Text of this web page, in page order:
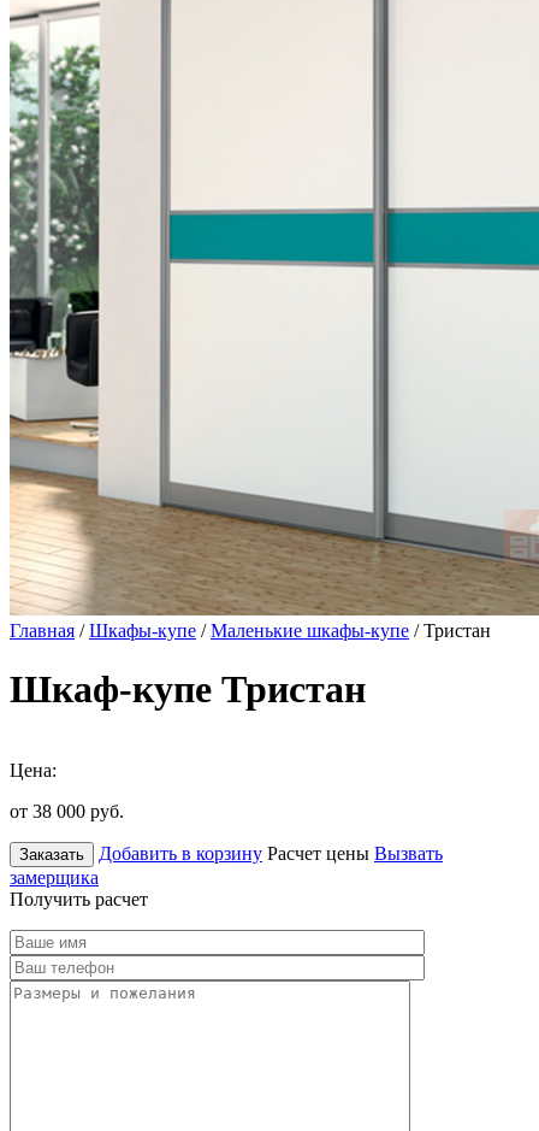
Главная /Шкафы-купе /Маленькие шкафы-купе / Тристан
Шкаф-купе Тристан
Цена:
от 38 000 руб.
Заказать Добавить в корзину Расчет цены Вызвать
замерщика
Получить расчет